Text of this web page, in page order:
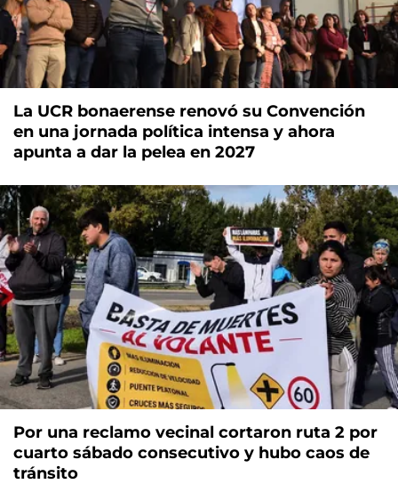
La UCR bonaerense renovó su Convención
en una jornada política intensa y ahora
apunta a dar la pelea en 2027
Por una reclamo vecinal cortaron ruta 2 por
cuarto sábado consecutivo y hubo caos de
tránsito